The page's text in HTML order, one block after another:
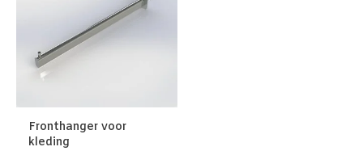
Fronthanger voor
kleding